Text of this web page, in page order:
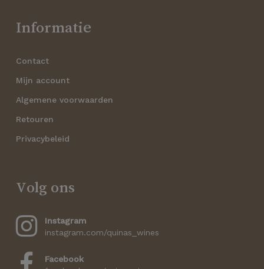
Informatie
Contact
Mijn account
Algemene voorwaarden
Retouren
Privacybeleid
Volg ons
Instagram
instagram.com/quinas_wines
Facebook